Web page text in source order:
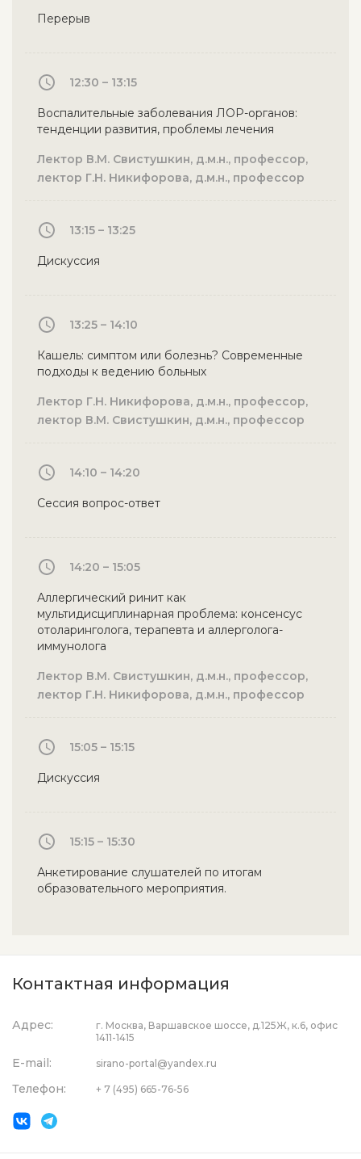
Перерыв
12:30 – 13:15
Воспалительные заболевания ЛОР-органов:
тенденции развития, проблемы лечения
Лектор В.М. Свистушкин, д.м.н., профессор,
лектор Г.Н. Никифорова, д.м.н., профессор
13:15 – 13:25
Дискуссия
13:25 – 14:10
Кашель: симптом или болезнь? Современные
подходы к ведению больных
Лектор Г.Н. Никифорова, д.м.н., профессор,
лектор В.М. Свистушкин, д.м.н., профессор
14:10 – 14:20
Сессия вопрос-ответ
14:20 – 15:05
Аллергический ринит как
мультидисциплинарная проблема: консенсус
отоларинголога, терапевта и аллерголога-
иммунолога
Лектор В.М. Свистушкин, д.м.н., профессор,
лектор Г.Н. Никифорова, д.м.н., профессор
15:05 – 15:15
Дискуссия
15:15 – 15:30
Анкетирование слушателей по итогам
образовательного мероприятия.
Контактная информация
Адрес:
г. Москва, Варшавское шоссе, д.125Ж, к.6, офис
1411-1415
E-mail: sirano-portal@yandex.ru
Телефон: + 7 (495) 665-76-56